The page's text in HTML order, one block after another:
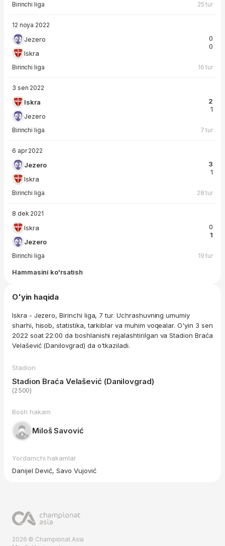
Birinchi liga 25 tur
12 noya 2022
Jezero
Iskra
0
0
Birinchi liga 16 tur
3 sen 2022
Iskra
Jezero
2
1
Birinchi liga 7 tur
6 apr 2022
Jezero
Iskra
3
1
Birinchi liga 28 tur
8 dek 2021
Iskra
Jezero
0
1
Birinchi liga 19 tur
Hammasini ko'rsatish
O'yin haqida
Iskra - Jezero, Birinchi liga, 7 tur. Uchrashuvning umumiy
sharhi, hisob, statistika, tarkiblar va muhim voqealar. O'yin 3 sen
2022 soat 22:00 da boshlanishi rejalashtirilgan va Stadion Braća
Velašević (Danilovgrad) da o'tkaziladi.
Stadion
Stadion Braća Velašević (Danilovgrad)
(2 500)
Bosh hakam
Miloš Savović
Yordamchi hakamlar
Danijel Dević, Savo Vujović
2026 © Championat.Asia